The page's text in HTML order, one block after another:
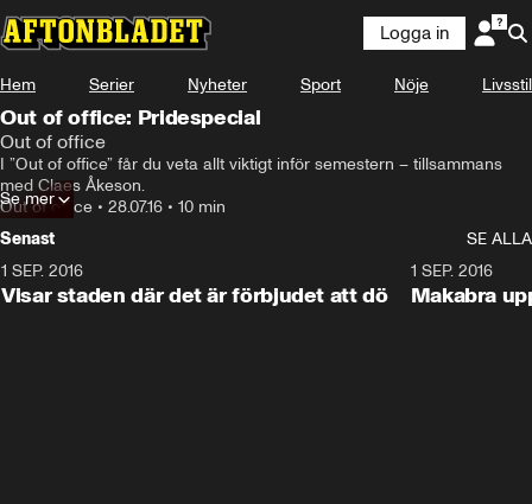
Logga in
Hem Serier Nyheter Sport Nöje Livsstil
Out of office: Pridespecial
Out of office
I ”Out of office” får du veta allt viktigt inför semestern – tillsammans
med Claes Åkeson.
Out of office • 28.07.16 • 10 min
Se mer
Senast
SE ALLA
1 SEP. 2016
Visar staden där det är förbjudet att dö
1 SEP. 2016
Makabra